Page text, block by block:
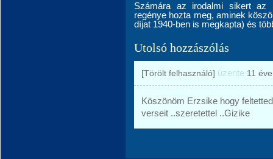
Számára az irodalmi sikert az
regénye hozta meg, aminek
díjat 1940-ben is megkapta) és
Utolsó hozzászólás
[Törölt felhasználó] üzente 11 éve
Köszönöm Erzsike hogy
verseit ..szeretettel ..Gizike